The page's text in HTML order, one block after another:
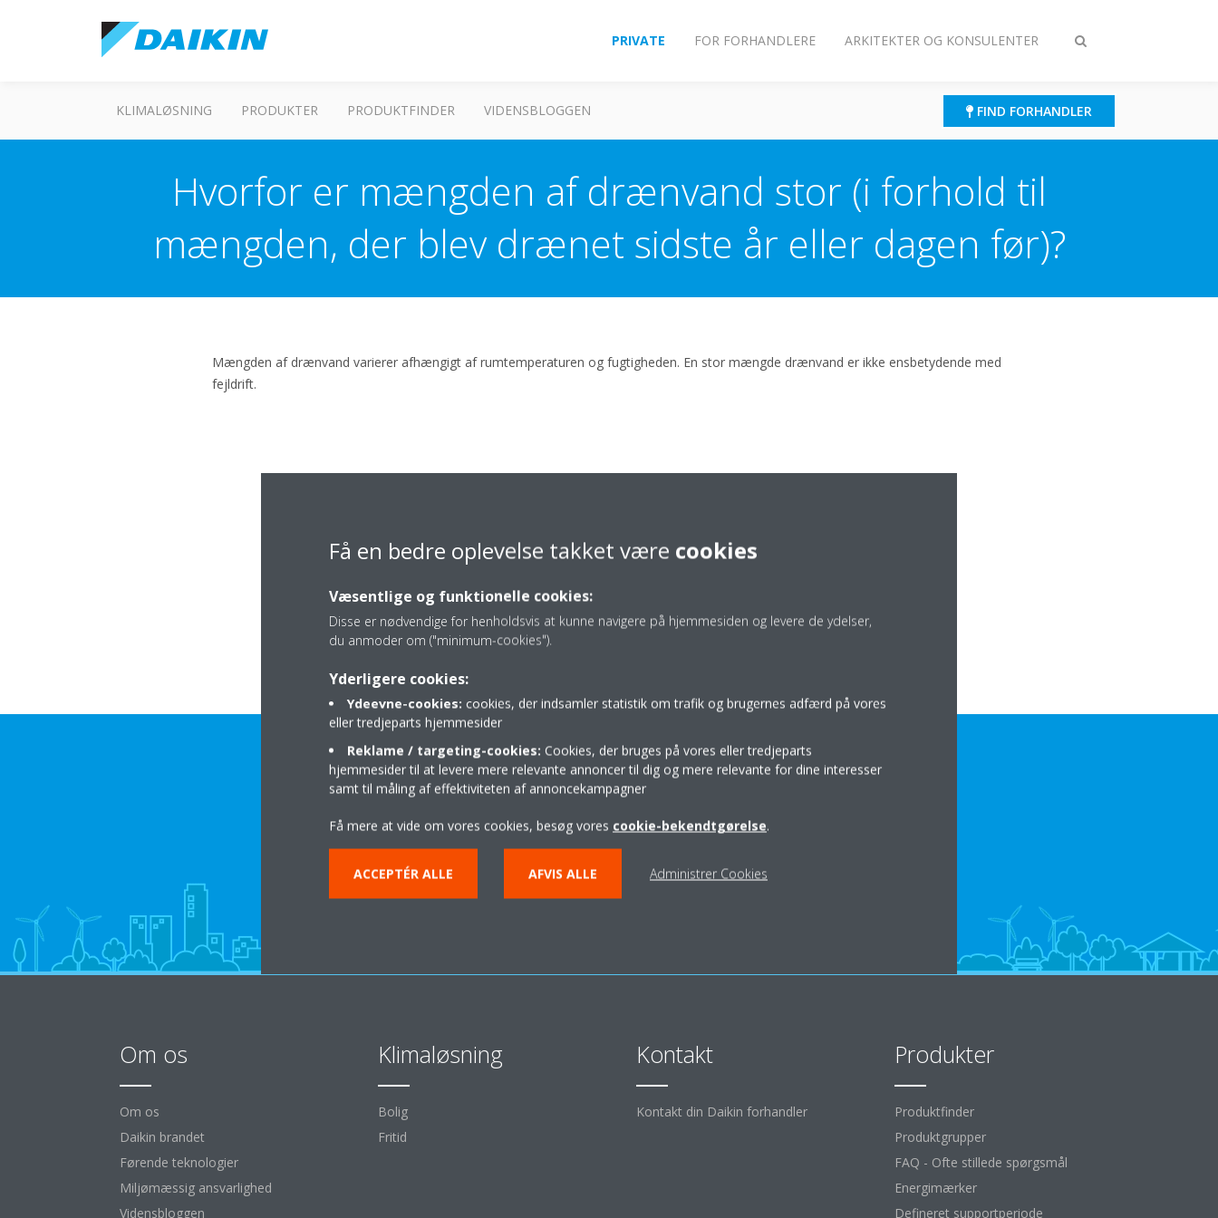
Slå
PRIVATE FOR FORHANDLERE ARKITEKTER OG KONSULENTER
KLIMALØSNING PRODUKTER PRODUKTFINDER VIDENSBLOGGEN FIND FORHANDLER
Hvorfor er mængden af drænvand stor (i forhold til
mængden, der blev drænet sidste år eller dagen før)?
Mængden af drænvand varierer afhængigt af rumtemperaturen og fugtigheden. En stor mængde drænvand er ikke ensbetydende med
fejldrift.
Hjælp til private
KONTAKT DIN DAIKIN FORHANDLER
Om os
Om os
Daikin brandet
Førende teknologier
Miljømæssig ansvarlighed
Vidensbloggen
Klimaløsning
Bolig
Fritid
Kontakt
Kontakt din Daikin forhandler
Produkter
Produktfinder
Produktgrupper
FAQ - Ofte stillede spørgsmål
Energimærker
Defineret supportperiode
Få en bedre oplevelse takket være cookies
Væsentlige og funktionelle cookies:
Disse er nødvendige for henholdsvis at kunne navigere på hjemmesiden og levere de ydelser,
du anmoder om ("minimum-cookies").
Yderligere cookies:
Ydeevne-cookies: cookies, der indsamler statistik om trafik og brugernes adfærd på vores
eller tredjeparts hjemmesider
Reklame / targeting-cookies: Cookies, der bruges på vores eller tredjeparts
hjemmesider til at levere mere relevante annoncer til dig og mere relevante for dine interesser
samt til måling af effektiviteten af annoncekampagner
Få mere at vide om vores cookies, besøg vores cookie-bekendtgørelse.
ACCEPTÉR ALLE AFVIS ALLE Administrer Cookies